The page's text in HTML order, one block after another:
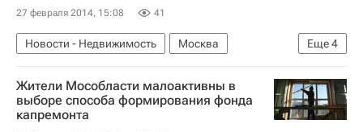
27 февраля 2014, 15:08 41
Еще4
Новости - Недвижимость
Москва
Реконструкция
Дороги
Инфраструктура
Россия
Жители Мособласти малоактивны в
выборе способа формирования фонда
капремонта